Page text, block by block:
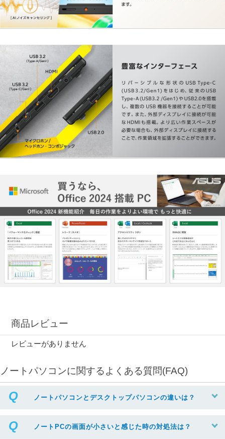
商品レビュー
レビューがありません
ノートパソコンに関するよくある質問(FAQ)
ノートパソコンとデスクトップパソコンの違いは？
ノートPCの画面が小さいと感じた時の対処法は？